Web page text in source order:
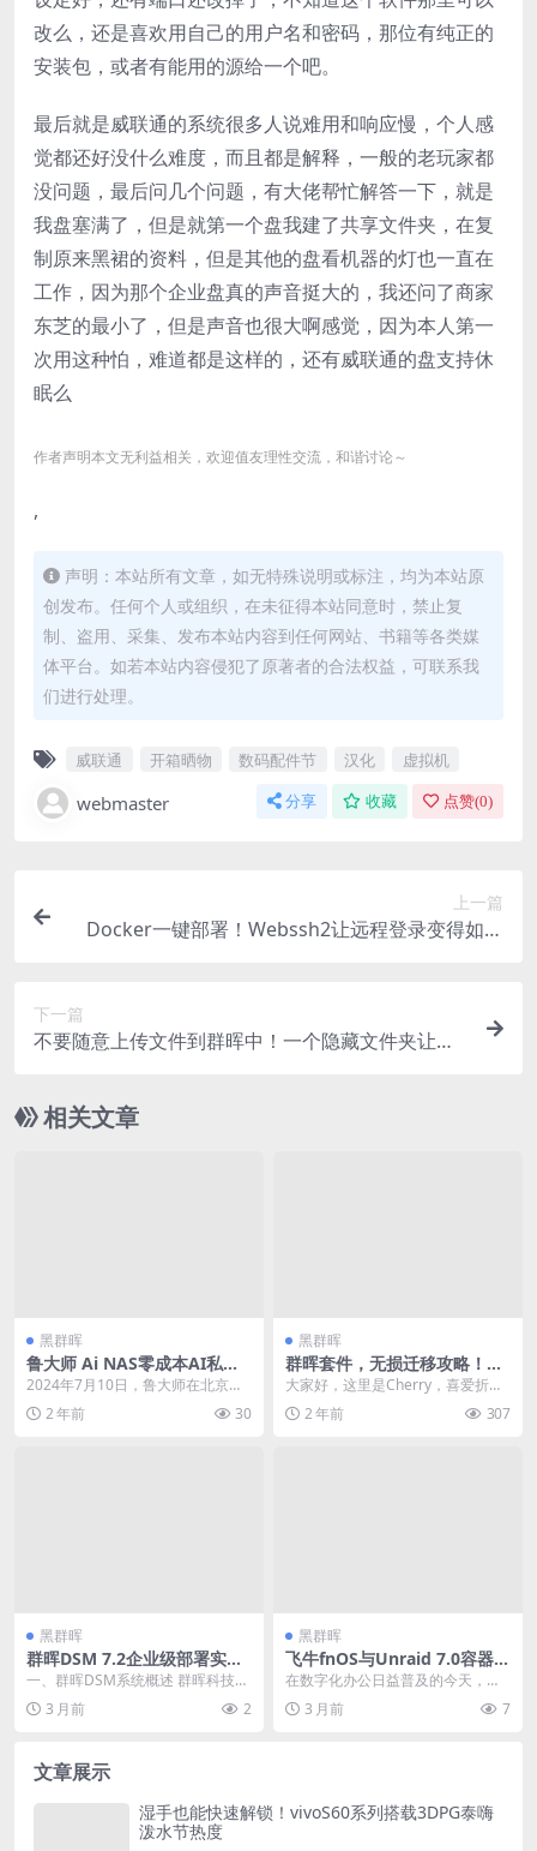
改么，还是喜欢用自己的用户名和密码，那位有纯正的
安装包，或者有能用的源给一个吧。
最后就是威联通的系统很多人说难用和响应慢，个人感
觉都还好没什么难度，而且都是解释，一般的老玩家都
没问题，最后问几个问题，有大佬帮忙解答一下，就是
我盘塞满了，但是就第一个盘我建了共享文件夹，在复
制原来黑裙的资料，但是其他的盘看机器的灯也一直在
工作，因为那个企业盘真的声音挺大的，我还问了商家
东芝的最小了，但是声音也很大啊感觉，因为本人第一
次用这种怕，难道都是这样的，还有威联通的盘支持休
眠么
作者声明本文无利益相关，欢迎值友理性交流，和谐讨论～
,
声明：本站所有文章，如无特殊说明或标注，均为本站原
创发布。任何个人或组织，在未征得本站同意时，禁止复
制、盗用、采集、发布本站内容到任何网站、书籍等各类媒
体平台。如若本站内容侵犯了原著者的合法权益，可联系我
们进行处理。
威联通 开箱晒物 数码配件节 汉化 虚拟机
webmaster 分享 收藏 点赞(0)
上一篇
Docker一键部署！Webssh2让远程登录变得如此
下一篇
不要随意上传文件到群晖中！一个隐藏文件夹让我
相关文章
黑群晖
鲁大师 Ai NAS零成本AI私有
云盘免费开放
2024年7月10日，鲁大师在北京召
开了新品发布会，正式发布鲁大师
AiNAS。...
2 年前 30
黑群晖
群晖套件，无损迁移攻略！白
群、黑群都可使用，终于不用
担心丢数据了~
大家好，这里是Cherry，喜爱折
腾、捡垃圾、玩数码，热衷于分享
NAS、dock...
2 年前 307
黑群晖
群晖DSM 7.2企业级部署实
战：从规划到运维的完整解决
一、群晖DSM系统概述 群晖科技
（Synology）的DiskStation M...
3 月前 2
黑群晖
飞牛fnOS与Unraid 7.0容器化
部署开源无代码自动化工作流
流程自动化实战指南
在数字化办公日益普及的今天，如
何将重复性、规则性的工作自动
化，成了提高效率的关键...
3 月前 7
文章展示
湿手也能快速解锁！vivoS60系列搭载3DPG泰嗨
泼水节热度